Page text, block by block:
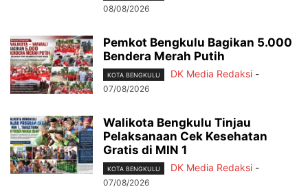
08/08/2026
Pemkot Bengkulu Bagikan 5.000
Bendera Merah Putih
KOTA BENGKULU DK Media Redaksi -
07/08/2026
Walikota Bengkulu Tinjau
Pelaksanaan Cek Kesehatan
Gratis di MIN 1
KOTA BENGKULU DK Media Redaksi -
07/08/2026